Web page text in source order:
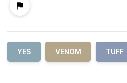
YES VENOM TUFF